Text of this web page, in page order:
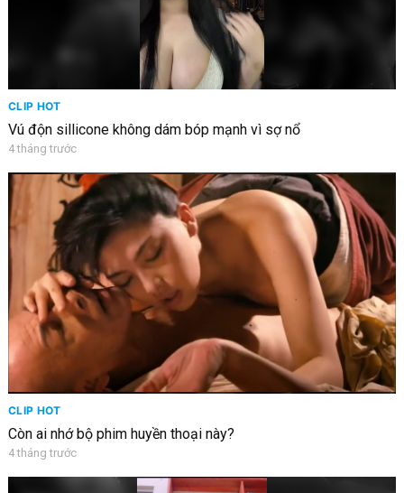
CLIP HOT
Vú độn sillicone không dám bóp mạnh vì sợ nổ
4 tháng trước
CLIP HOT
Còn ai nhớ bộ phim huyền thoại này?
4 tháng trước